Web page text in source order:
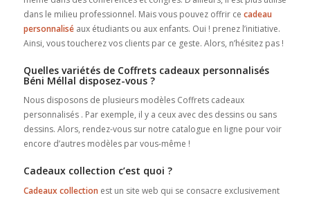
dans le milieu professionnel. Mais vous pouvez offrir ce cadeau
personnaliséaux étudiants ou aux enfants. Oui ! prenez l’initiative.
Ainsi, vous toucherez vos clients par ce geste. Alors, n’hésitez pas !
Quelles variétés de Coffrets cadeaux personnalisés
Béni Méllal disposez-vous ?
Nous disposons de plusieurs modèles Coffrets cadeaux
personnalisés . Par exemple, il y a ceux avec des dessins ou sans
dessins. Alors, rendez-vous sur notre catalogue en ligne pour voir
encore d’autres modèles par vous-même !
Cadeaux collection c’est quoi ?
Cadeaux collection est un site web qui se consacre exclusivement